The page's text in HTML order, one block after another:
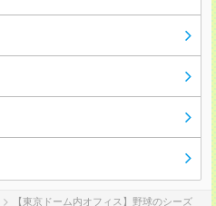
【東京ドーム内オフィス】野球のシーズ